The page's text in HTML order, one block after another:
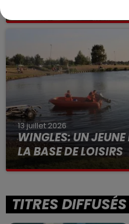
Selon les premiers
13 juillet 2026
WINGLES: UN
LA BASE DE LOISIRS
La victime a coulé à pic
TITRES DIFFUSÉS